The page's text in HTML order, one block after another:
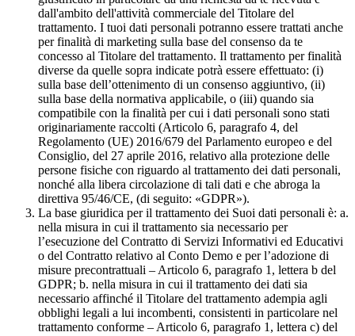
dall'ambito dell'attività commerciale del Titolare del
trattamento. I tuoi dati personali potranno essere trattati anche
per finalità di marketing sulla base del consenso da te
concesso al Titolare del trattamento. Il trattamento per finalità
diverse da quelle sopra indicate potrà essere effettuato: (i)
sulla base dell’ottenimento di un consenso aggiuntivo, (ii)
sulla base della normativa applicabile, o (iii) quando sia
compatibile con la finalità per cui i dati personali sono stati
originariamente raccolti (Articolo 6, paragrafo 4, del
Regolamento (UE) 2016/679 del Parlamento europeo e del
Consiglio, del 27 aprile 2016, relativo alla protezione delle
persone fisiche con riguardo al trattamento dei dati personali,
nonché alla libera circolazione di tali dati e che abroga la
direttiva 95/46/CE, (di seguito: «GDPR»).
La base giuridica per il trattamento dei Suoi dati personali è: a.
nella misura in cui il trattamento sia necessario per
l’esecuzione del Contratto di Servizi Informativi ed Educativi
o del Contratto relativo al Conto Demo e per l’adozione di
misure precontrattuali – Articolo 6, paragrafo 1, lettera b del
GDPR; b. nella misura in cui il trattamento dei dati sia
necessario affinché il Titolare del trattamento adempia agli
obblighi legali a lui incombenti, consistenti in particolare nel
trattamento conforme – Articolo 6, paragrafo 1, lettera c) del